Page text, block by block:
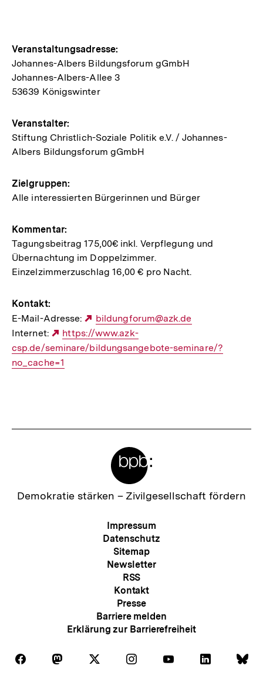
Hinweise
zur
Veranstaltung
Veranstaltungsadresse:
Johannes-Albers Bildungsforum gGmbH
Johannes-Albers-Allee 3
53639 Königswinter
Veranstalter:
Stiftung Christlich-Soziale Politik e.V. / Johannes-
Albers Bildungsforum gGmbH
Zielgruppen:
Alle interessierten Bürgerinnen und Bürger
Kommentar:
Tagungsbeitrag 175,00€ inkl. Verpflegung und
Übernachtung im Doppelzimmer.
Einzelzimmerzuschlag 16,00 € pro Nacht.
Kontakt:
E-Mail-Adresse:
Externer
Link:
bildungforum@azk.de
Internet:
Externer
Link:
https://www.azk-
csp.de/seminare/bildungsangebote-seminare/?
no_cache=1
Zur
Demokratie stärken – Zivilgesellschaft fördern
Meta-
Navigation
Impressum
Datenschutz
Sitemap
Newsletter
RSS
Kontakt
Presse
Barriere melden
Erklärung zur Barrierefreiheit
Folgen
Auf
Folgen Folgen Folgen
Auf
Folgen Folgen